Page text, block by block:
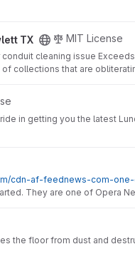
TX MIT License
cleaning issue
collections that are
in getting you the latest
cdn-af-feednews-com-
They are one of Opera
the floor from dust and